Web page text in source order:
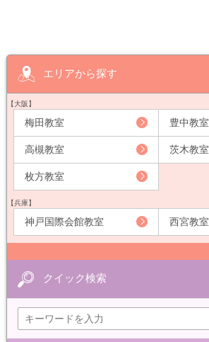
エリアから探す
【大阪】
梅田教室 豊中教室
高槻教室 茨木教室
枚方教室
【兵庫】
神戸国際会館教室 西宮教室
クイック検索